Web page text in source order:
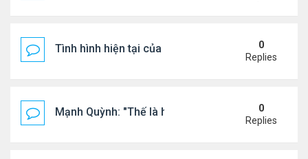
Tình hình hiện tại của Quang Lê
0
Replies
Mạnh Quỳnh: "Thế là hết"
0
Replies